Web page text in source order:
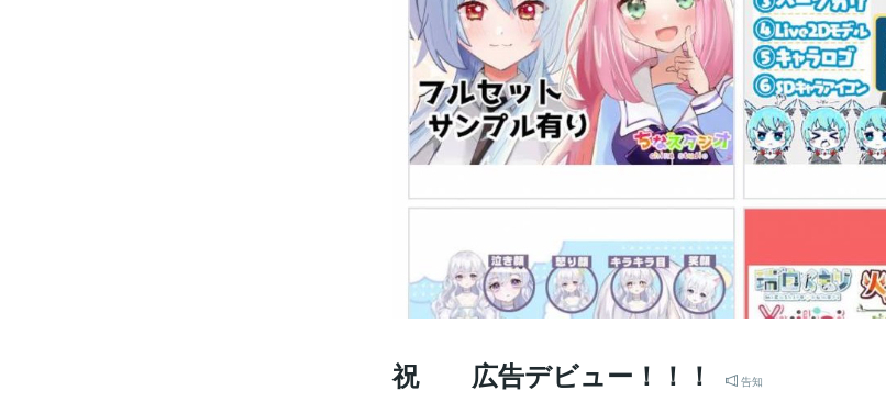
祝 広告デビュー！！！ 告知